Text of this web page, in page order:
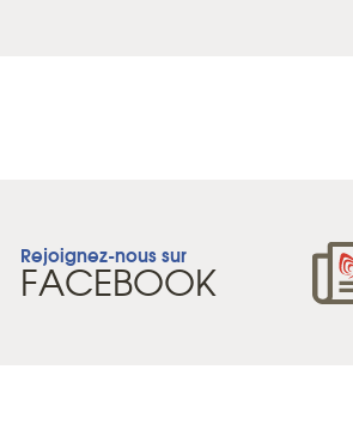
Rejoignez-nous sur
FACEBOOK